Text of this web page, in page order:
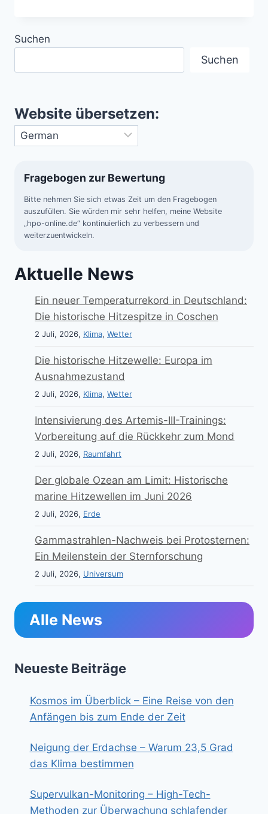
Suchen
Suchen
Website übersetzen:
Fragebogen zur Bewertung
Bitte nehmen Sie sich etwas Zeit um den Fragebogen
auszufüllen. Sie würden mir sehr helfen, meine Website
„hpo-online.de“ kontinuierlich zu verbessern und
weiterzuentwickeln.
Aktuelle News
Ein neuer Temperaturrekord in Deutschland:
Die historische Hitzespitze in Coschen
2 Juli, 2026, Klima, Wetter
Die historische Hitzewelle: Europa im
Ausnahmezustand
2 Juli, 2026, Klima, Wetter
Intensivierung des Artemis-III-Trainings:
Vorbereitung auf die Rückkehr zum Mond
2 Juli, 2026, Raumfahrt
Der globale Ozean am Limit: Historische
marine Hitzewellen im Juni 2026
2 Juli, 2026, Erde
Gammastrahlen-Nachweis bei Protosternen:
Ein Meilenstein der Sternforschung
2 Juli, 2026, Universum
Alle News
Neueste Beiträge
Kosmos im Überblick – Eine Reise von den
Anfängen bis zum Ende der Zeit
Neigung der Erdachse – Warum 23,5 Grad
das Klima bestimmen
Supervulkan-Monitoring – High-Tech-
Methoden zur Überwachung schlafender